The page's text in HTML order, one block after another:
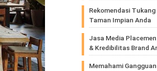
Rekomendasi
Taman Impian Anda
Jasa Media
& Kredibilitas Brand
Memahami